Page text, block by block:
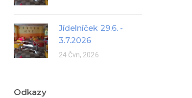
Jídelníček 29.6. -
3.7.2026
24 Čvn, 2026
Odkazy